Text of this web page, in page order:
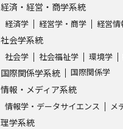
志望校・出
経済・経営・商学系統
経済学 経営学・商学 経営情
社会学系統
社会学 社会福祉学 環境学
国際関係学系統 国際関係学
情報・メディア系統
情報学・データサイエンス メ
理学系統